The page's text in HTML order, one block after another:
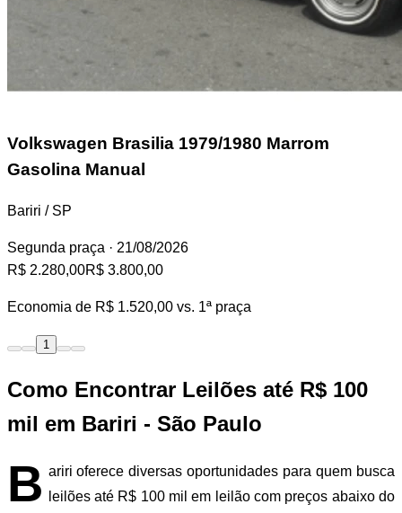
Volkswagen Brasilia 1979/1980 Marrom
Gasolina Manual
Bariri / SP
Segunda praça · 21/08/2026
R$ 2.280,00R$ 3.800,00
Economia de R$ 1.520,00 vs. 1ª praça
1
Como Encontrar Leilões até R$ 100
mil em Bariri - São Paulo
B ariri oferece diversas oportunidades para quem busca
leilões até R$ 100 mil em leilão com preços abaixo do